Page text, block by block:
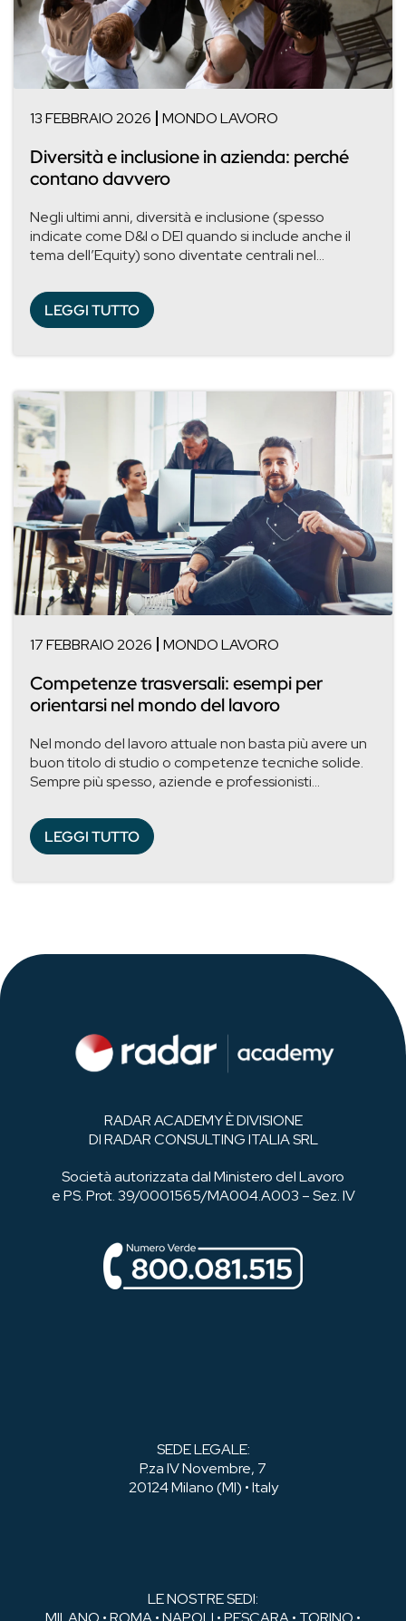
13 FEBBRAIO 2026 MONDO LAVORO
Diversità e inclusione in azienda: perché
contano davvero
Negli ultimi anni, diversità e inclusione (spesso
indicate come D&I o DEI quando si include anche il
tema dell’Equity) sono diventate centrali nel...
LEGGI TUTTO
17 FEBBRAIO 2026 MONDO LAVORO
Competenze trasversali: esempi per
orientarsi nel mondo del lavoro
Nel mondo del lavoro attuale non basta più avere un
buon titolo di studio o competenze tecniche solide.
Sempre più spesso, aziende e professionisti...
LEGGI TUTTO
RADAR ACADEMY È DIVISIONE
DI RADAR CONSULTING ITALIA SRL
Società autorizzata dal Ministero del Lavoro
e PS. Prot. 39/0001565/MA004.A003 – Sez. IV
SEDE LEGALE:
P.za IV Novembre, 7
20124 Milano (MI) • Italy
LE NOSTRE SEDI: